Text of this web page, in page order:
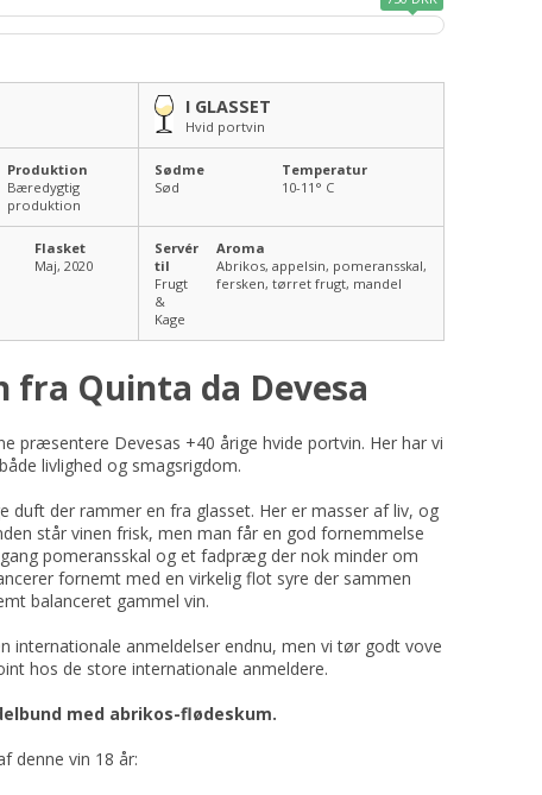
I GLASSET
Hvid portvin
Produktion
Bæredygtig
produktion
Sødme
Sød
Temperatur
10-11 ° C
Flasket
Maj, 2020
Servér
til
Frugt
&
Kage
Aroma
Abrikos, appelsin, pomeransskal,
fersken, tørret frugt, mandel
Quinta da Devesa
præsentere Devesas +40 årige hvide portvin. Her har vi
livlighed og smagsrigdom.
duft der rammer en fra glasset. Her er masser af liv, og
står vinen frisk, men man får en god fornemmelse
pomeransskal og et fadpræg der nok minder om
fornemt med en virkelig flot syre der sammen
balanceret gammel vin.
internationale anmeldelser endnu, men vi tør godt vove
hos de store internationale anmeldere.
med abrikos-flødeskum.
denne vin 18 år: